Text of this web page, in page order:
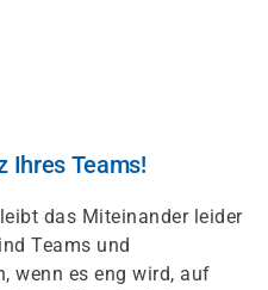
Ihres Teams!
das Miteinander leider
Teams und
wenn es eng wird, auf